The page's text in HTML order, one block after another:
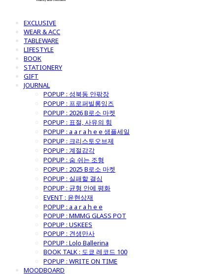
EXCLUSIVE
WEAR & ACC
TABLEWARE
LIFESTYLE
BOOK
STATIONERY
GIFT
JOURNAL
POPUP : 성북동 안팎장
POPUP : 프로퍼빌롱잉즈
POPUP : 2026 B로소 마켓
POPUP : 표절, 사유의 힘
POPUP : a a r a h e e 샘플세일
POPUP : 크리스토오브제
POPUP : 계절감각
POPUP : 숨 쉬는 조형
POPUP : 2025 B로소 마켓
POPUP : 실패할 결심
POPUP : 균형 안에 평화
EVENT : 윤현상재
POPUP : a a r a h e e
POPUP : MMMG GLASS POT
POPUP : USKEES
POPUP : 견생만사
POPUP : Lolo Ballerina
BOOK TALK : 도쿄 레코드 100
POPUP : WRITE ON TIME
MOODBOARD